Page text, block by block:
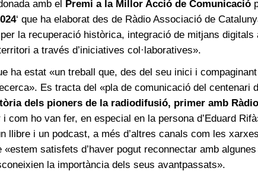
amb el Premi a la Millor Acció de Comunicació
‘ que ha elaborat des de Ràdio Associació de
la recuperació històrica, integració de mitjans digitals
a través d’iniciatives col·laboratives».
ha estat «un treball que, des del seu inici i
Es tracta del «pla de comunicació del centenari
dels pioners de la radiodifusió, primer amb
com ho van fer, en especial en la persona d’Eduard
llibre i un podcast, a més d’altres canals com les
satisfets d’haver pogut reconnectar amb
la importància dels seus avantpassats».